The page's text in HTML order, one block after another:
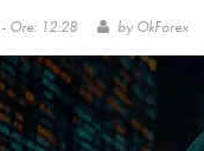
Ore: 12:28 by OkForex